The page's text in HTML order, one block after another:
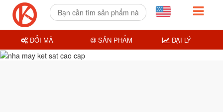
ĐỔI MÃ SẢN PHẨM ĐẠI LÝ